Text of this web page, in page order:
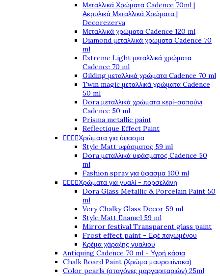
Μεταλλικά Χρώματα Cadence 70ml |
Ακρυλικά Μεταλλικά Χρώματα |
Decorezerva
Μεταλλικά χρώματα Cadence 120 ml
Diamond μεταλλικά χρώματα Cadence 70
ml
Extreme Light μεταλλικά χρώματα
Cadence 70 ml
Gilding μεταλλικά χρώματα Cadence 70 ml
Twin magic μεταλλικά χρώματα Cadence
50 ml
Dora μεταλλικά χρώματα κερί-σαπούνι
Cadence 50 ml
Prisma metallic paint
Reflectique Effect Paint
Χρώματα για ύφασμα
Style Matt υφάσματος 59 ml
Dora μεταλλικά υφάσματος Cadence 50
ml
Fashion spray για ύφασμα 100 ml
Χρώματα για γυαλί - πορσελάνη
Dora Glass Metallic & Porcelain Paint 50
ml
Very Chalky Glass Decor 59 ml
Style Matt Enamel 59 ml
Mirror festival Transparent glass paint
Frost effect paint - Εφέ παγωμένου
Κρέμα χάραξης γυαλιού
Antiquing Cadence 70 ml - Υγρή κάσια
Chalk Board Paint (Χρώμα μαυροπίνακα)
Color pearls (σταγόνες μαργαριταριών) 25ml